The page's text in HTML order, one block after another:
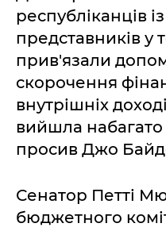
республіканців
представників у
прив'язали
скорочення
внутрішніх
вийшла
просив Джо
Сенатор Петті
бюджетного